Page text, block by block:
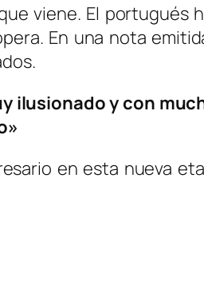
viene. El portugués
En una nota
ilusionado y con
en esta nueva